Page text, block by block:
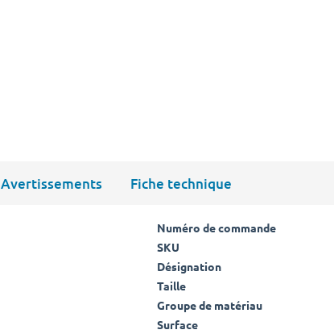
Avertissements Fiche technique
Numéro de commande
SKU
Désignation
Taille
Groupe de matériau
Surface